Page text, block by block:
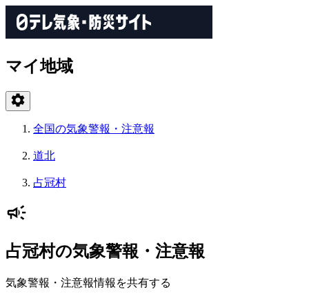
マイ地域
全国の気象警報・注意報
道北
占冠村
占冠村の気象警報・注意報
気象警報・注意報情報を共有する